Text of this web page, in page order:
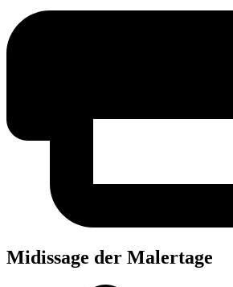
Midis­sa­ge der Malertage